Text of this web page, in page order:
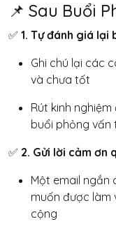
📌 Sau Buổi
✅ 1. Tự đánh giá lại
Ghi chú lại các
và chưa tốt
Rút kinh
buổi phỏng vấn
✅ 2. Gửi lời cảm ơn
Một email ngắn
muốn được làm
cộng